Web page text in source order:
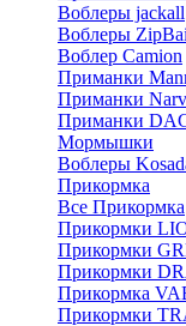
Воблеры jackall
Воблеры
Воблер Camion
Приманки
Приманки
Приманки
Мормышки
Воблеры
Прикормка
Все Прикормка
Прикормки
Прикормки
Прикормки
Прикормка
Прикормки